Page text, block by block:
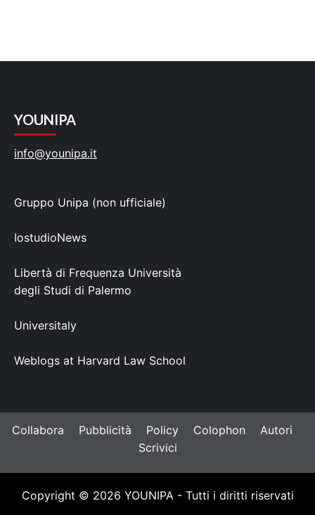
YOUNIPA
info@younipa.it
Gruppo Unipa (non ufficiale)
IostudioNews
Libertà di Frequenza Università
degli Studi di Palermo
Universitaly
Weblogs at Harvard Law School
Collabora Pubblicità Policy Colophon
Autori
Scrivici
Copyright © 2026 YOUNIPA - Tutti i diritti riservati